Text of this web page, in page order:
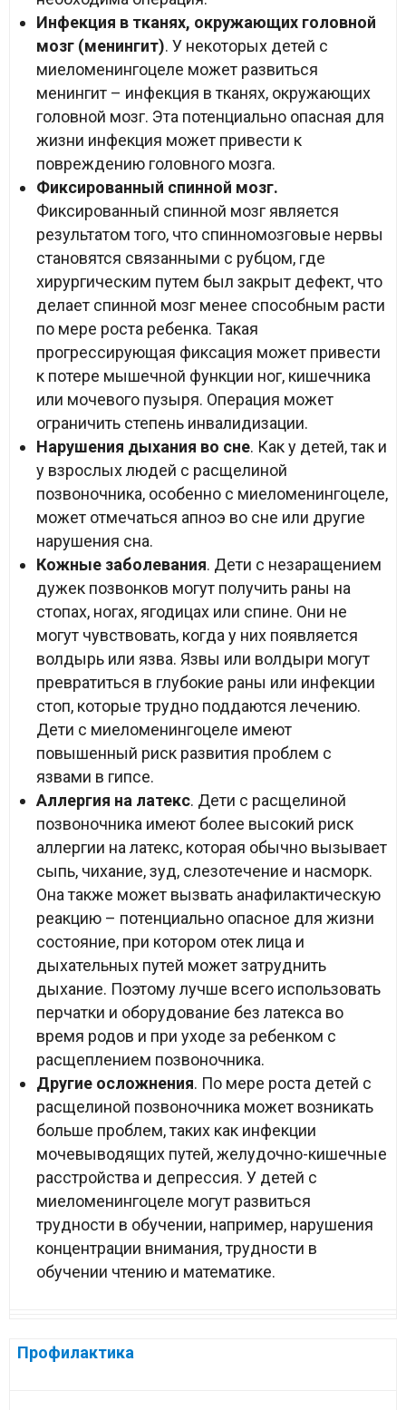
Инфекция в тканях, окружающих головной
мозг (менингит). У некоторых детей с
миеломенингоцеле может развиться
менингит – инфекция в тканях, окружающих
головной мозг. Эта потенциально опасная для
жизни инфекция может привести к
повреждению головного мозга.
Фиксированный спинной мозг.
Фиксированный спинной мозг является
результатом того, что спинномозговые нервы
становятся связанными с рубцом, где
хирургическим путем был закрыт дефект, что
делает спинной мозг менее способным расти
по мере роста ребенка. Такая
прогрессирующая фиксация может привести
к потере мышечной функции ног, кишечника
или мочевого пузыря. Операция может
ограничить степень инвалидизации.
Нарушения дыхания во сне. Как у детей, так и
у взрослых людей с расщелиной
позвоночника, особенно с миеломенингоцеле,
может отмечаться апноэ во сне или другие
нарушения сна.
Кожные заболевания. Дети с незаращением
дужек позвонков могут получить раны на
стопах, ногах, ягодицах или спине. Они не
могут чувствовать, когда у них появляется
волдырь или язва. Язвы или волдыри могут
превратиться в глубокие раны или инфекции
стоп, которые трудно поддаются лечению.
Дети с миеломенингоцеле имеют
повышенный риск развития проблем с
язвами в гипсе.
Аллергия на латекс. Дети с расщелиной
позвоночника имеют более высокий риск
аллергии на латекс, которая обычно вызывает
сыпь, чихание, зуд, слезотечение и насморк.
Она также может вызвать анафилактическую
реакцию – потенциально опасное для жизни
состояние, при котором отек лица и
дыхательных путей может затруднить
дыхание. Поэтому лучше всего использовать
перчатки и оборудование без латекса во
время родов и при уходе за ребенком с
расщеплением позвоночника.
Другие осложнения. По мере роста детей с
расщелиной позвоночника может возникать
больше проблем, таких как инфекции
мочевыводящих путей, желудочно-кишечные
расстройства и депрессия. У детей с
миеломенингоцеле могут развиться
трудности в обучении, например, нарушения
концентрации внимания, трудности в
обучении чтению и математике.
Профилактика